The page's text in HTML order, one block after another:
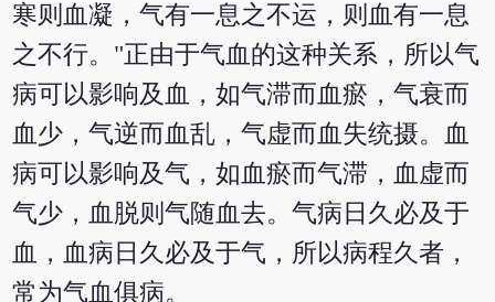
寒则血凝，气有一息之不运，则血有一息
之不行。"正由于气血的这种关系，所以气
病可以影响及血，如气滞而血瘀，气衰而
血少，气逆而血乱，气虚而血失统摄。血
病可以影响及气，如血瘀而气滞，血虚而
气少，血脱则气随血去。气病日久必及于
血，血病日久必及于气，所以病程久者，
常为气血俱病。